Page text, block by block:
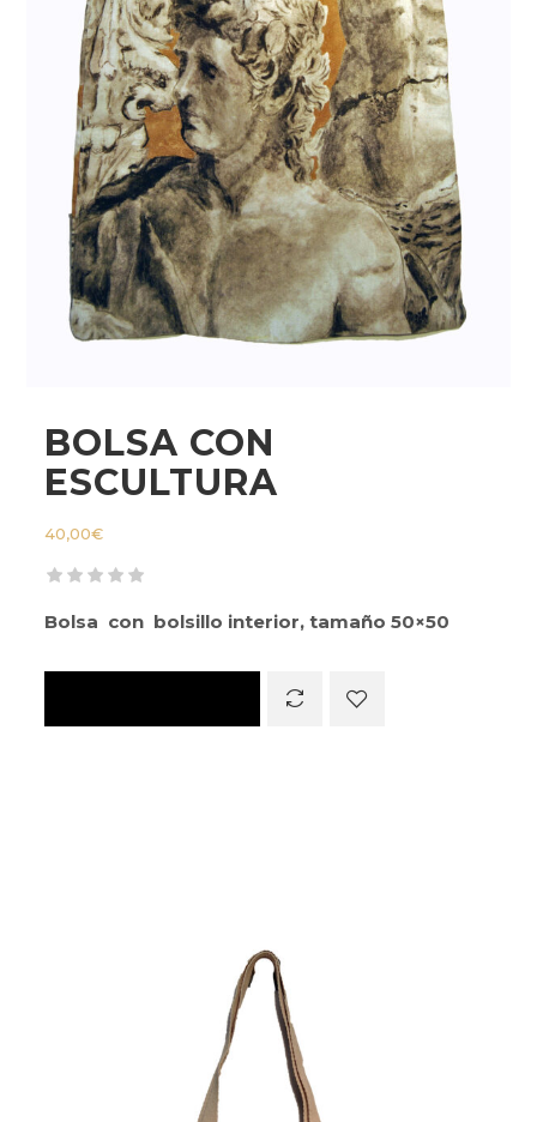
BOLSA CON
ESCULTURA
40,00€
Bolsa con bolsillo interior, tamaño 50×50